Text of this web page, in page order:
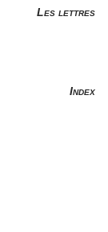
Les lettres
Index